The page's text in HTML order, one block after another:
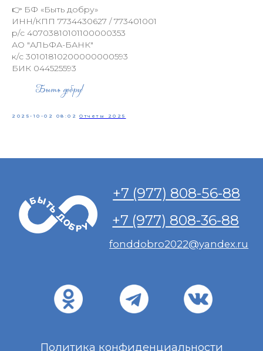
👉 БФ «Быть добру»
ИНН/КПП 7734430627 / 773401001
р/с 40703810101100000353
АО "АЛЬФА-БАНК"
к/с 30101810200000000593
БИК 044525593
2025-10-02 08:02 Отчеты 2025
из способов, вы принимаете условия
нашей ОФЕРТЫ